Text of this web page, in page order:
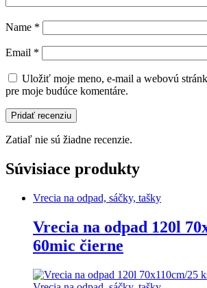
Name *
Email *
Uložiť moje meno, e-mail a webovú
pre moje budúce komentáre.
Zatiaľ nie sú žiadne recenzie.
Súvisiace produkty
Vrecia na odpad, sáčky, tašky
Vrecia na odpad 120l
60mic čierne